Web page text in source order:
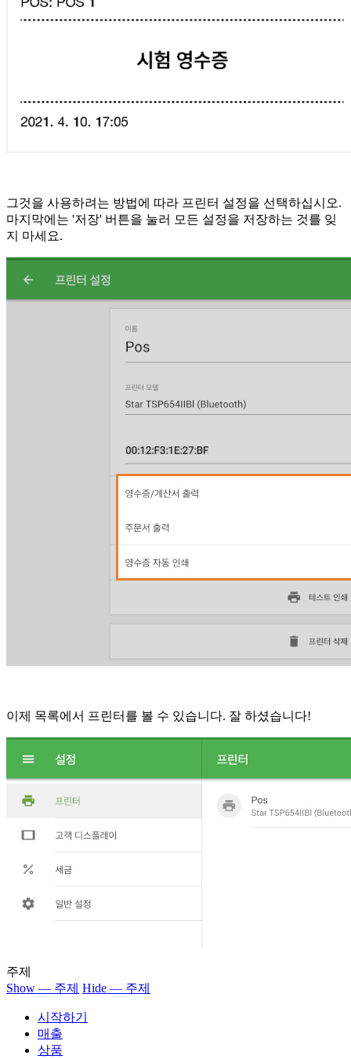
그것을 사용하려는 방법에 따라 프린터 설정을 선택하십시오.
마지막에는 '저장' 버튼을 눌러 모든 설정을 저장하는 것를 잊
지 마세요.
이제 목록에서 프린터를 볼 수 있습니다. 잘 하셨습니다!
주제
Show — 주제 Hide — 주제
시작하기
매출
상품